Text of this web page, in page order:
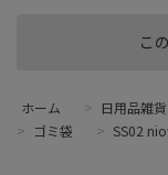
こ
ホーム > 日用品雑
> ゴミ袋 > SS02